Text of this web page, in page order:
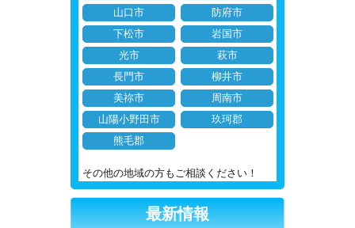
山口市
防府市
下松市
岩国市
光市
萩市
長門市
柳井市
美祢市
周南市
山陽小野田市
玖珂郡
熊毛郡
その他の地域の方もご相談ください！
最新情報